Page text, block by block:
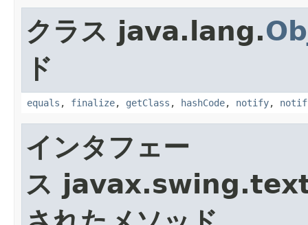
クラス java.lang.
ド
equals , finalize, getClass , hashCode, notify,
インタフェー
ス